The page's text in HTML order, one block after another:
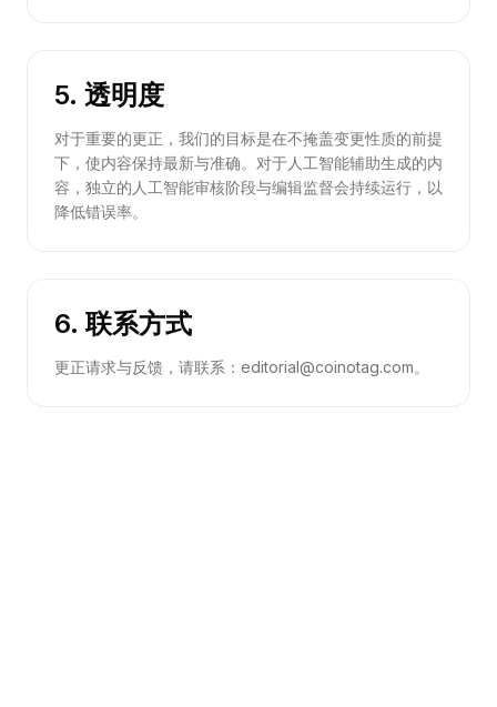
5. 透明度
对于重要的更正，我们的目标是在不掩盖变更性质的前提
下，使内容保持最新与准确。对于人工智能辅助生成的内
容，独立的人工智能审核阶段与编辑监督会持续运行，以
降低错误率。
6. 联系方式
更正请求与反馈，请联系：editorial@coinotag.com。